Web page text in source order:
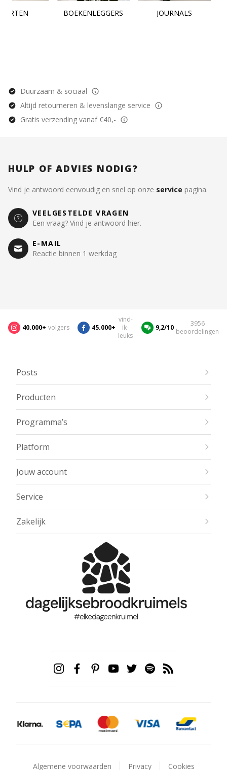
BOEKENLEGGERS JOURNALS
Duurzaam & sociaal
Altijd retourneren & levenslange service
Gratis verzending vanaf €40,-
HULP OF ADVIES NODIG?
Vind je antwoord eenvoudig en snel op onze service pagina.
VEELGESTELDE VRAGEN
Een vraag? Vind je antwoord hier.
E-MAIL
Reactie binnen 1 werkdag
40.000+ volgers 45.000+
vind-
ik-
leuks
9,2/10
3956
beoordelingen
Posts
Producten
Programma’s
Platform
Jouw account
Service
Zakelijk
Algemene voorwaarden Privacy Cookies